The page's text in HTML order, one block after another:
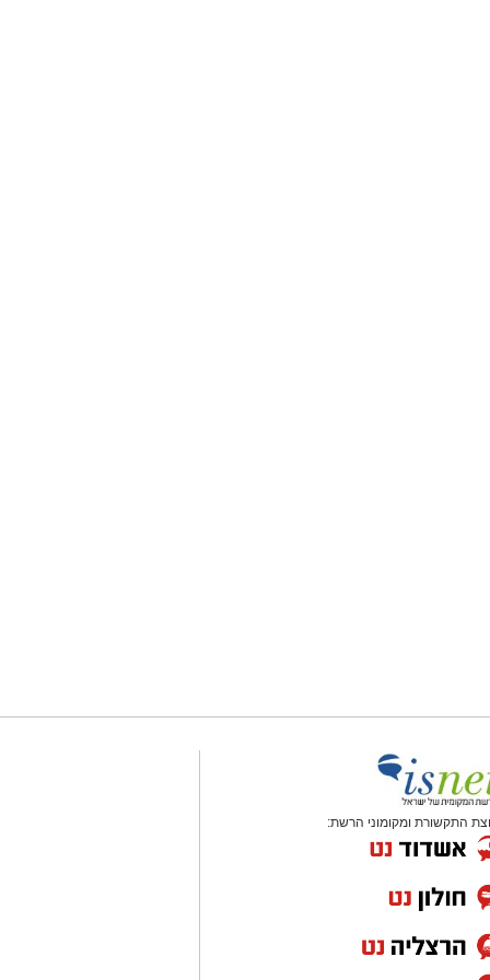
התקשורת ומקומוני הרשת: